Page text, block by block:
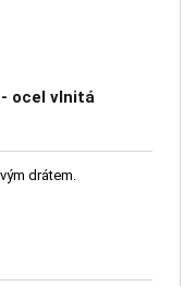
ocel vlnitá
drátem.